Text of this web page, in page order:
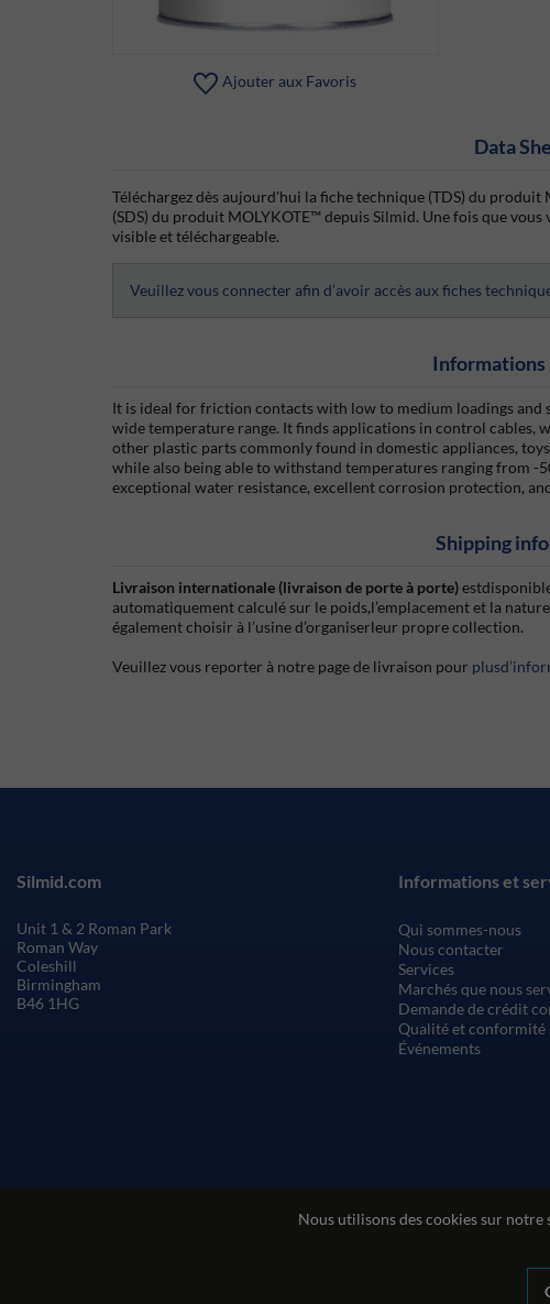
Nous utilisons des cookies sur
Ajouter aux Favoris
Data
Téléchargez dès aujourd'hui la fiche technique (TDS) du
(SDS) du produit MOLYKOTE™ depuis Silmid. Une fois que
visible et téléchargeable.
Veuillez vous connecter afin d’avoir accès aux fiches
Informations
It is ideal for friction contacts with low to medium loadings and
wide temperature range. It finds applications in control cables,
other plastic parts commonly found in domestic appliances,
while also being able to withstand temperatures ranging from -
exceptional water resistance, excellent corrosion protection,
Shipping
Livraison internationale (livraison de porte à porte)
automatiquement calculé sur le poids,l’emplacement et la
également choisir à l’usine d’organiserleur propre collection.
Veuillez vous reporter à notre page de livraison pour
Informations et
Qui sommes-nous
Nous contacter
Services
Marchés que nous
Demande de crédit
Qualité et conformité
Événements
Silmid.com
Unit 1 & 2 Roman Park
Roman Way
Coleshill
Birmingham
B46 1HG